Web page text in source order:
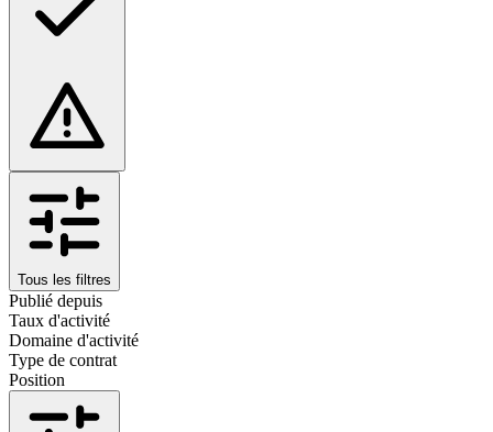
Tous les filtres
Publié depuis
Taux d'activité
Domaine d'activité
Type de contrat
Position